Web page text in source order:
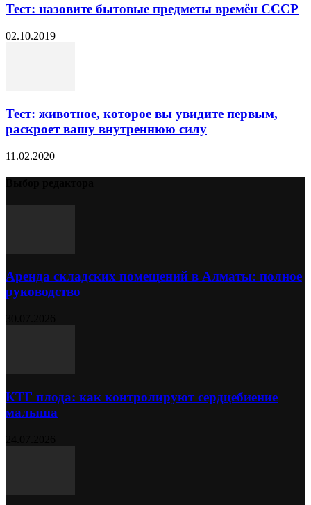
Тест: назовите бытовые предметы времён СССР
02.10.2019
Тест: животное, которое вы увидите первым,
раскроет вашу внутреннюю силу
11.02.2020
Аренда складских помещений в Алматы: полное
руководство
КТГ плода: как контролируют сердцебиение
малыша